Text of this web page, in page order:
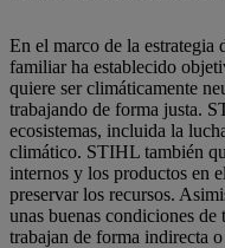
En el marco de la
familiar ha establecido
quiere ser climáticamente
trabajando de forma justa.
ecosistemas, incluida la
climático. STIHL también
internos y los productos en
preservar los recursos.
unas buenas condiciones de
trabajan de forma indirecta